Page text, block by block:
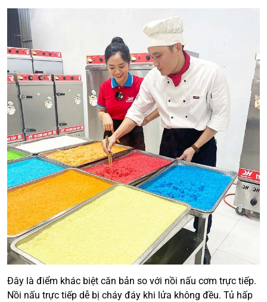
Đây là điểm khác biệt căn bản so với nồi nấu cơm trực tiếp.
Nồi nấu trực tiếp dễ bị cháy đáy khi lửa không đều. Tủ hấp